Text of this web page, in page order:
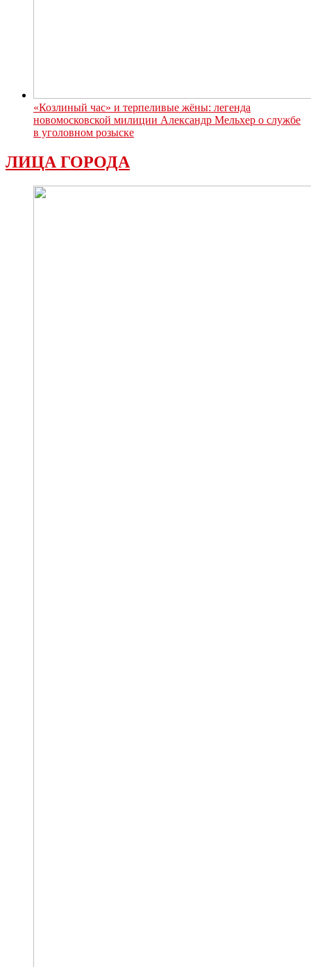
«Козлиный час» и терпеливые жёны: легенда
новомосковской милиции Александр Мельхер о службе
в уголовном розыске
ЛИЦА ГОРОДА